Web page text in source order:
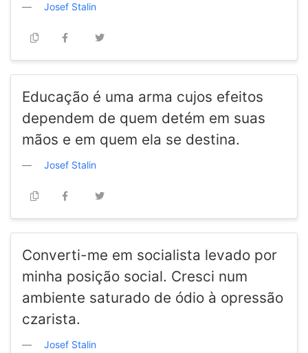
Josef Stalin
Educação é uma arma cujos efeitos
dependem de quem detém em suas
mãos e em quem ela se destina.
Josef Stalin
Converti-me em socialista levado por
minha posição social. Cresci num
ambiente saturado de ódio à opressão
czarista.
Josef Stalin